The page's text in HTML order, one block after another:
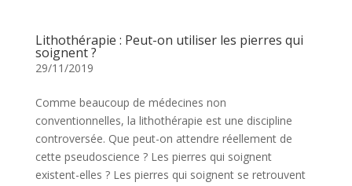
Lithothérapie : Peut-on utiliser les pierres qui
soignent ?
29/11/2019
Comme beaucoup de médecines non
conventionnelles, la lithothérapie est une discipline
controversée. Que peut-on attendre réellement de
cette pseudoscience ? Les pierres qui soignent
existent-elles ? Les pierres qui soignent se retrouvent